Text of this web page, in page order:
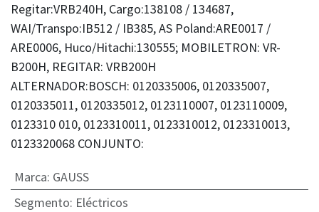
Regitar:VRB240H, Cargo:138108 / 134687,
WAI/Transpo:IB512 / IB385, AS Poland:ARE0017 /
ARE0006, Huco/Hitachi:130555; MOBILETRON: VR-
B200H, REGITAR: VRB200H
ALTERNADOR:BOSCH: 0120335006, 0120335007,
0120335011, 0120335012, 0123110007, 0123110009,
0123310 010, 0123310011, 0123310012, 0123310013,
0123320068 CONJUNTO:
Marca: GAUSS
Segmento: Eléctricos